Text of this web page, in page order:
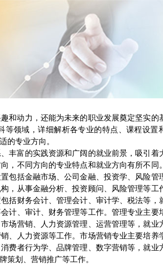
和动力，还能为未来的职业发展奠定坚实的
等领域，详细解析各专业的特点、课程设置
的专业方向。
丰富的实践资源和广阔的就业前景，吸引着
，不同方向的专业特点和就业方向有所不同
包括金融市场、公司金融、投资学、风险管
，从事金融分析、投资顾问、风险管理等工
括财务会计、管理会计、审计学、税法等，
计、审计、财务管理等工作。管理专业主要
场营销、人力资源管理、运营管理等，就业
、人力资源等工作。市场营销专业主要培养
费者行为学、品牌管理、数字营销等，就业
策划、营销推广等工作。